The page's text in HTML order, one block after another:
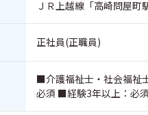
ＪＲ上越線「高崎問屋町
正社員(正職員)
■介護福祉士・社会福祉
必須 ■経験3年以上：必須